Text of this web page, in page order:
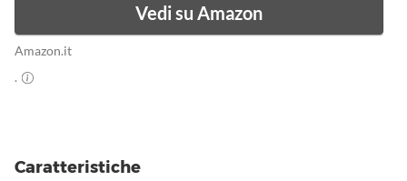
Vedi su Amazon
Amazon.it
.
Caratteristiche